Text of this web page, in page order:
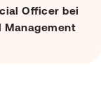
Officer bei
Management